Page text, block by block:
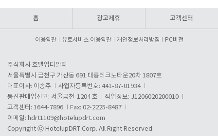
홈 광고제휴 고객센터
이용약관 유료서비스 이용약관 개인정보처리방침 PC버전
주식회사 호텔업디알티
서울특별시 금천구 가산동 691 대륭테크노타운20차 1807호
대표이사: 이송주
사업자등록번호: 441-87-01934
통신판매업신고: 서울금천-1204 호
직업정보: J1206020200010
고객센터: 1644-7896
Fax: 02-2225-8487
이메일: hdrt1109@hotelupdrt.com
Copyright ⓒ HotelupDRT Corp. All Right Reserved.